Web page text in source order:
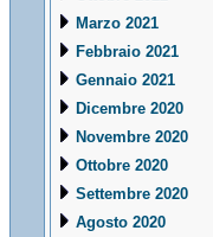
Marzo 2021
Febbraio 2021
Gennaio 2021
Dicembre 2020
Novembre 2020
Ottobre 2020
Settembre 2020
Agosto 2020